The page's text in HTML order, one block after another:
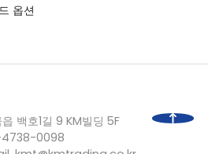
옵션
백호1길 9 KM빌딩 5F
0098